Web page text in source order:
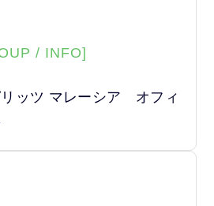
/ INFO]
ッツ マレーシア オフィ